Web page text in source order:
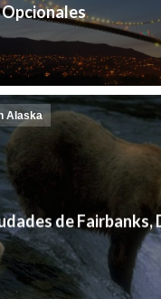
Alaska
de Fairbanks,